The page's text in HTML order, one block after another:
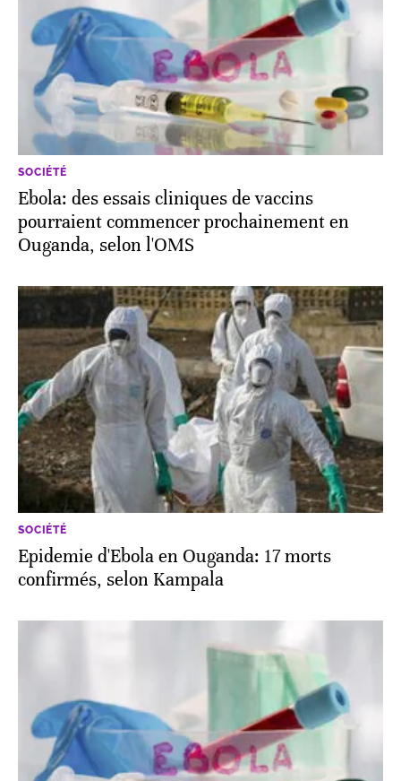
SOCIÉTÉ
Ebola: des essais cliniques de vaccins
pourraient commencer prochainement en
Ouganda, selon l'OMS
SOCIÉTÉ
Epidemie d'Ebola en Ouganda: 17 morts
confirmés, selon Kampala